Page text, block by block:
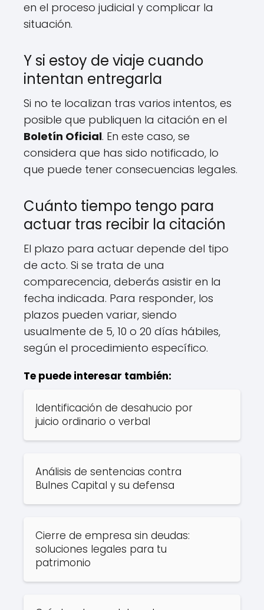
en el proceso judicial y complicar la
situación.
Y si estoy de viaje cuando
intentan entregarla
Si no te localizan tras varios intentos, es
posible que publiquen la citación en el
Boletín Oficial. En este caso, se
considera que has sido notificado, lo
que puede tener consecuencias legales.
Cuánto tiempo tengo para
actuar tras recibir la citación
El plazo para actuar depende del tipo
de acto. Si se trata de una
comparecencia, deberás asistir en la
fecha indicada. Para responder, los
plazos pueden variar, siendo
usualmente de 5, 10 o 20 días hábiles,
según el procedimiento específico.
Te puede interesar también:
Identificación de desahucio por
juicio ordinario o verbal
Análisis de sentencias contra
Bulnes Capital y su defensa
Cierre de empresa sin deudas:
soluciones legales para tu
patrimonio